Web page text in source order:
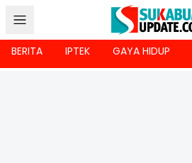
BERITA IPTEK GAYA HIDUP